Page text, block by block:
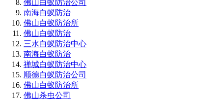
佛山白蚁防治公司
南海白蚁防治
佛山白蚁防治所
佛山白蚁防治
三水白蚁防治中心
南海白蚁防治
禅城白蚁防治中心
顺德白蚁防治公司
佛山白蚁防治所
佛山杀虫公司